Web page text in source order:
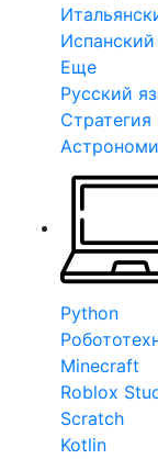
Еще
Русский
Стратегия
Python
Minecraft
Roblox
Scratch
Kotlin